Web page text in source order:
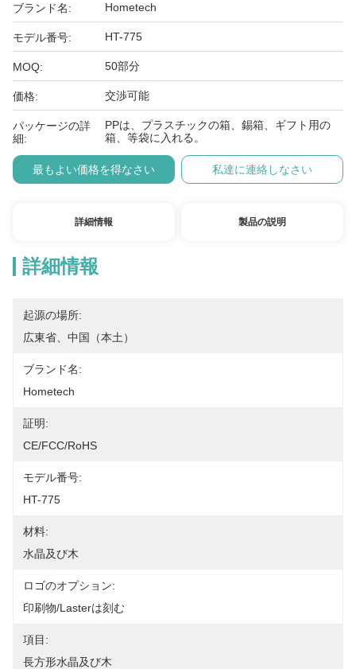
ブランド名: Hometech
モデル番号: HT-775
MOQ: 50部分
価格: 交渉可能
パッケージの詳
細:
PPは、プラスチックの箱、錫箱、ギフト用の
箱、等袋に入れる。
最もよい価格を得なさい 私達に連絡しなさい
詳細情報 製品の説明
詳細情報
起源の場所:
広東省、中国（本土）
ブランド名:
Hometech
証明:
CE/FCC/RoHS
モデル番号:
HT-775
材料:
水晶及び木
ロゴのオプション:
印刷物/Lasterは刻む
項目:
長方形水晶及び木